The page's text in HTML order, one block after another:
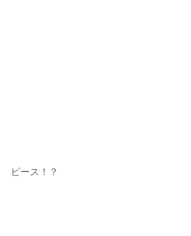
ピース！？